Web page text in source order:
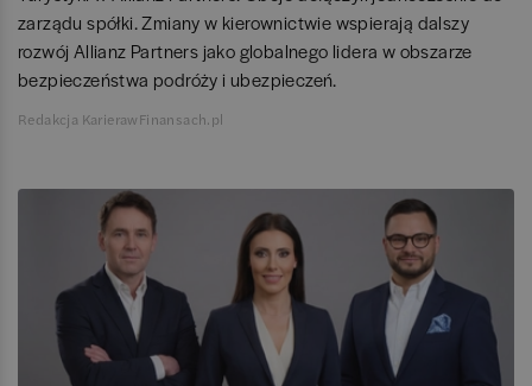
zarządu spółki. Zmiany w kierownictwie wspierają dalszy
rozwój Allianz Partners jako globalnego lidera w obszarze
bezpieczeństwa podróży i ubezpieczeń.
Redakcja KarierawFinansach.pl